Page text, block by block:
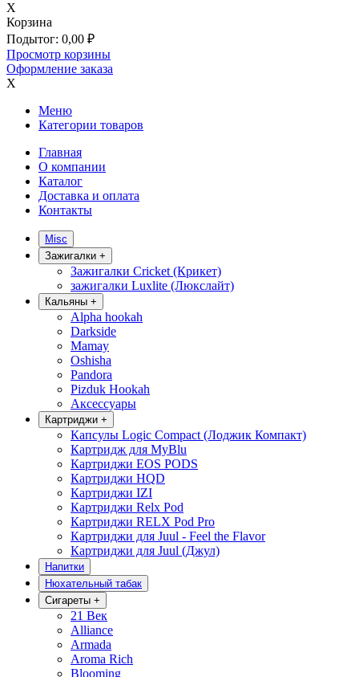
X
Корзина
Подытог: 0,00 ₽
Просмотр корзины
Оформление заказа
X
Меню
Категории товаров
Главная
О компании
Каталог
Доставка и оплата
Контакты
Misc
Зажигалки +
Зажигалки Cricket (Крикет)
зажигалки Luxlite (Люкслайт)
Кальяны +
Alpha hookah
Darkside
Mamay
Oshisha
Pandora
Pizduk Hookah
Аксессуары
Картриджи +
Капсулы Logic Compact (Лоджик Компакт)
Картридж для MyBlu
Картриджи EOS PODS
Картриджи HQD
Картриджи IZI
Картриджи Relx Pod
Картриджи RELX Pod Pro
Картриджи для Juul - Feel the Flavor
Картриджи для Juul (Джул)
Напитки
Нюхательный табак
Сигареты +
21 Век
Alliance
Armada
Aroma Rich
Blooming